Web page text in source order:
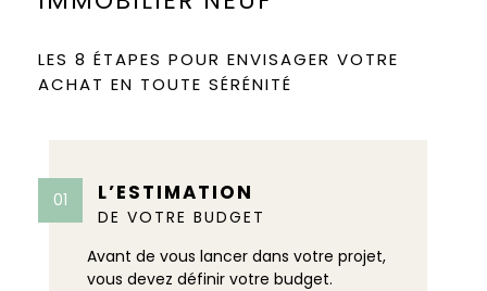
LES 8 ÉTAPES POUR ENVISAGER VOTRE
ACHAT EN TOUTE SÉRÉNITÉ
01 L’ESTIMATION
DE VOTRE BUDGET
Avant de vous lancer dans votre projet,
vous devez définir votre budget.